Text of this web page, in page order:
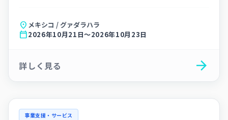
location_on メキシコ / グァダラハラ
calendar_today2026年10月21日～2026年10月23日
詳しく見る arrow_forward
事業支援・サービス